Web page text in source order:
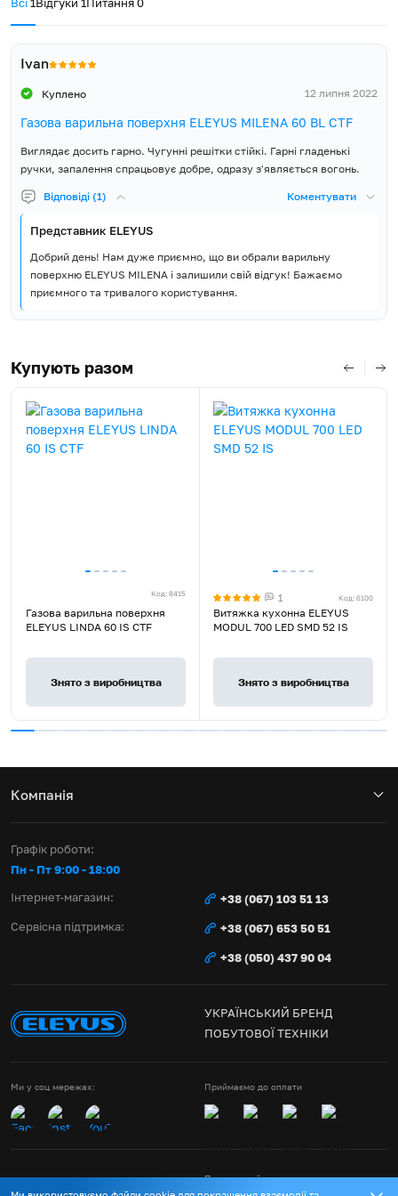
вбудовування ширина (Ш),
мм
Розміри ніші для
вбудовування висота (В), мм
(Ш), мм
Розмір упаковки висота (В),
мм
Об'єм упаковки, м³ 0.062
Вага Брутто, кг
Країна виробник товару Туреччина
Країна реєстрації бренду Україна
Додатковий комплект
жиклерів для зрідженого
газу, Керівництво з
експлуатації, Гарантійний
кухонної техніки, тому надає 5 років повної гарантії виробника
кожному регіоні України.
Всі1Відгуки 1Питання0
Ivan
Куплено 12 липня 2022
Газова варильна поверхня ELEYUS MILENA 60 BL CTF
Виглядає досить гарно. Чугунні решітки стійкі. Гарні гладенькі
ручки, запалення спрацьовує добре, одразу з'являється вогонь.
Відповіді (1) Коментувати
Представник ELEYUS
Добрий день! Нам дуже приємно, що ви обрали варильну
поверхню ELEYUS MILENA і залишили свій відгук! Бажаємо
приємного та тривалого користування.
Купують разом
Код: 8415
Газова варильна поверхня
ELEYUS LINDA 60 IS CTF
Знято з виробництва
1 Код: 6100
Витяжка кухонна ELEYUS
MODUL 700 LED SMD 52 IS
Знято з виробництва
Компанія
Графік роботи:
Пн - Пт 9:00 - 18:00
Інтернет-магазин:
+38 (067) 103 51 13
Сервісна підтримка:
+38 (067) 653 50 51
+38 (050) 437 90 04
УКРАЇНСЬКИЙ БРЕНД
ПОБУТОВОЇ ТЕХНІКИ
Ми у соц мережах: Приймаємо до оплати
Правила сайту